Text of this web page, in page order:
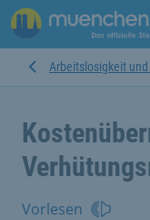
Arbeitslosigkeit
Vorlesen